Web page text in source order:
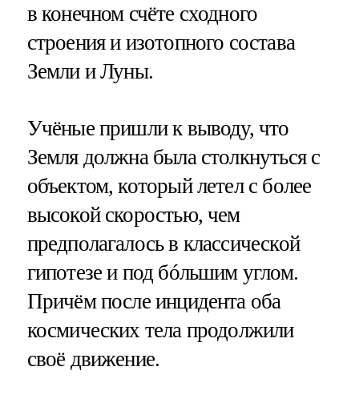
в конечном счёте сходного
строения и изотопного состава
Земли и Луны.
Учёные пришли к выводу, что
Земля должна была столкнуться с
объектом, который летел с более
высокой скоростью, чем
предполагалось в классической
гипотезе и под бóльшим углом.
Причём после инцидента оба
космических тела продолжили
своё движение.